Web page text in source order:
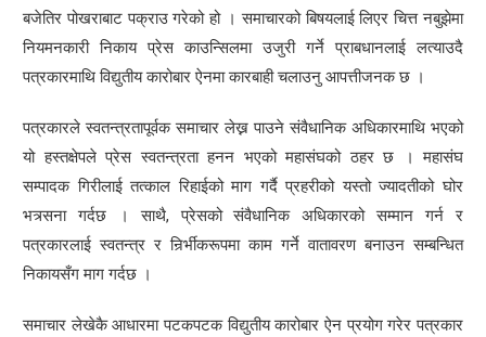
बजेतिर पोखराबाट पक्राउ गरेको हो । समाचारको बिषयलाई लिएर चित्त नबुझेमा
नियमनकारी निकाय प्रेस काउन्सिलमा उजुरी गर्ने प्राबधानलाई लत्याउदै
पत्रकारमाथि विद्युतीय कारोबार ऐनमा कारबाही चलाउनु आपत्तीजनक छ ।
पत्रकारले स्वतन्त्रतापूर्वक समाचार लेख्न पाउने संवैधानिक अधिकारमाथि भएको
यो हस्तक्षेपले प्रेस स्वतन्त्रता हनन भएको महासंघको ठहर छ । महासंघ
सम्पादक गिरीलाई तत्काल रिहाईको माग गर्दै प्रहरीको यस्तो ज्यादतीको घोर
भत्र्सना गर्दछ । साथै, प्रेसको संवैधानिक अधिकारको सम्मान गर्न र
पत्रकारलाई स्वतन्त्र र निर्र्भीकरूपमा काम गर्ने वातावरण बनाउन सम्बन्धित
निकायसँग माग गर्दछ ।
समाचार लेखेकै आधारमा पटकपटक विद्युतीय कारोबार ऐन प्रयोग गरेर पत्रकार